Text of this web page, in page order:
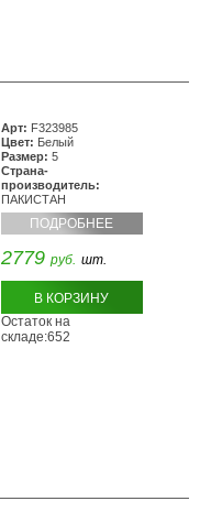
Арт: F323985
Цвет: Белый
Размер: 5
Страна-
производитель:
ПАКИСТАН
ПОДРОБНЕЕ
2779 руб. шт.
В КОРЗИНУ
Остаток на
складе:652